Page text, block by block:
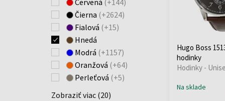
Rotary(1)
Skagen(9)
Spinnaker(4)
Swiss Alpine Military
(2)
Swiss Military(3)
Thomas Earnshaw
TIMBERLAND
Diver(1)
Dress(5)
Driver Ii(1)
Edifice(3)
Electrical(1)
Executive(1)
Force(1)
Friedrichshafen
Čierna (+2624)
Fialová (+15)
Hnedá
Modrá (+1157)
Oranžová (+64)
Perleťová (+5)
Zobraziť viac (20)
Hugo Boss
hodinky
Hodinky -
Na sklade